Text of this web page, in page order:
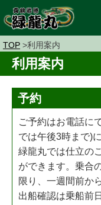
TOP 利用案内
利用案内
予約
ご予約はお電話に
では午後3時まで)
緑龍丸では仕立の
ができます。乗合
限り、一週間前か
出船確認は乗船前